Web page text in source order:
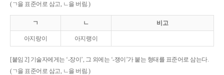
(ㄱ을 표준어로 삼고, ㄴ을 버림.)
ㄱ ㄴ 비고
아지랑이 아지랭이
[붙임 2] 기술자에게는 ‘-장이’, 그 외에는 ‘-쟁이’가 붙는 형태를 표준어로 삼는다.
(ㄱ을 표준어로 삼고, ㄴ을 버림.)